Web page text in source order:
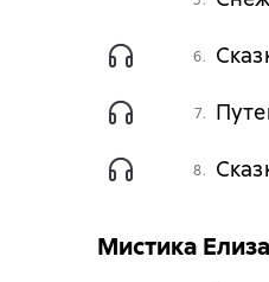
6.
7.
8.
Мистика